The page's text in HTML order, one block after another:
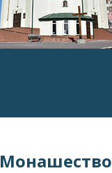
Монашество